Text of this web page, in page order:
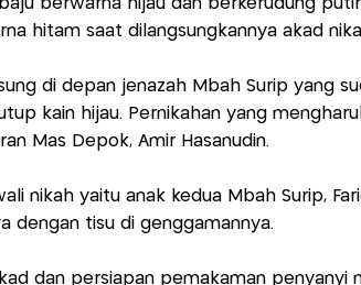
berwarna hijau dan berkerudung
hitam saat dilangsungkannya akad
di depan jenazah Mbah Surip yang
kain hijau. Pernikahan yang
Mas Depok, Amir Hasanudin.
nikah yaitu anak kedua Mbah Surip,
dengan tisu di genggamannya.
dan persiapan pemakaman penyanyi